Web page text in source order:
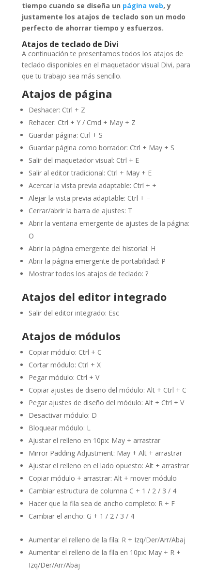
tiempo cuando se diseña un página web, y
justamente los atajos de teclado son un modo
perfecto de ahorrar tiempo y esfuerzos.
Atajos de teclado de Divi
A continuación te presentamos todos los atajos de
teclado disponibles en el maquetador visual Divi, para
que tu trabajo sea más sencillo.
Atajos de página
Deshacer: Ctrl + Z
Rehacer: Ctrl + Y / Cmd + May + Z
Guardar página: Ctrl + S
Guardar página como borrador: Ctrl + May + S
Salir del maquetador visual: Ctrl + E
Salir al editor tradicional: Ctrl + May + E
Acercar la vista previa adaptable: Ctrl + +
Alejar la vista previa adaptable: Ctrl + –
Cerrar/abrir la barra de ajustes: T
Abrir la ventana emergente de ajustes de la página:
O
Abrir la página emergente del historial: H
Abrir la página emergente de portabilidad: P
Mostrar todos los atajos de teclado: ?
Atajos del editor integrado
Salir del editor integrado: Esc
Atajos de módulos
Copiar módulo: Ctrl + C
Cortar módulo: Ctrl + X
Pegar módulo: Ctrl + V
Copiar ajustes de diseño del módulo: Alt + Ctrl + C
Pegar ajustes de diseño del módulo: Alt + Ctrl + V
Desactivar módulo: D
Bloquear módulo: L
Ajustar el relleno en 10px: May + arrastrar
Mirror Padding Adjustment: May + Alt + arrastrar
Ajustar el relleno en el lado opuesto: Alt + arrastrar
Copiar módulo + arrastrar: Alt + mover módulo
Cambiar estructura de columna C + 1 / 2 / 3 / 4
Hacer que la fila sea de ancho completo: R + F
Cambiar el ancho: G + 1 / 2 / 3 / 4
Aumentar el relleno de la fila: R + Izq/Der/Arr/Abaj
Aumentar el relleno de la fila en 10px: May + R +
Izq/Der/Arr/Abaj